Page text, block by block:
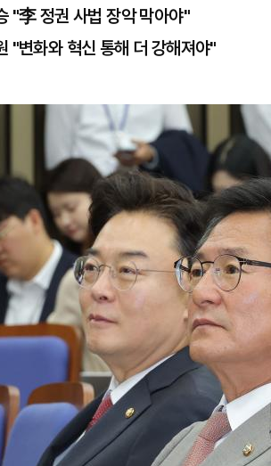
"李 정권 사법 장악 막아야"
"변화와 혁신 통해 더 강해져야"